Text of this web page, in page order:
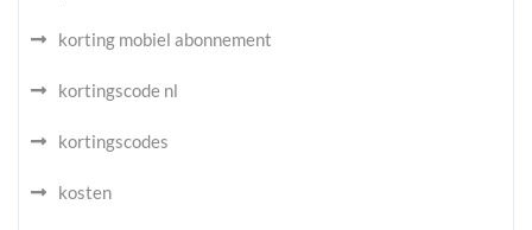
korting mobiel abonnement
kortingscode nl
kortingscodes
kosten